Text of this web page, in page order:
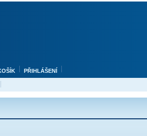
PŘIHLÁŠENÍ